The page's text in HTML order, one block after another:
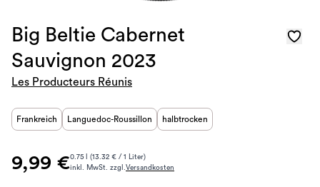
Big Beltie Cabernet
Sauvignon 2023
Les Producteurs Réunis
Frankreich Languedoc-Roussillon halbtrocken
9,99 €0.75 l (13.32 € / 1 Liter)
inkl. MwSt. zzgl.Versandkosten